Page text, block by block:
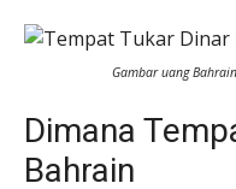
Gambar uang
Dimana
Bahrain